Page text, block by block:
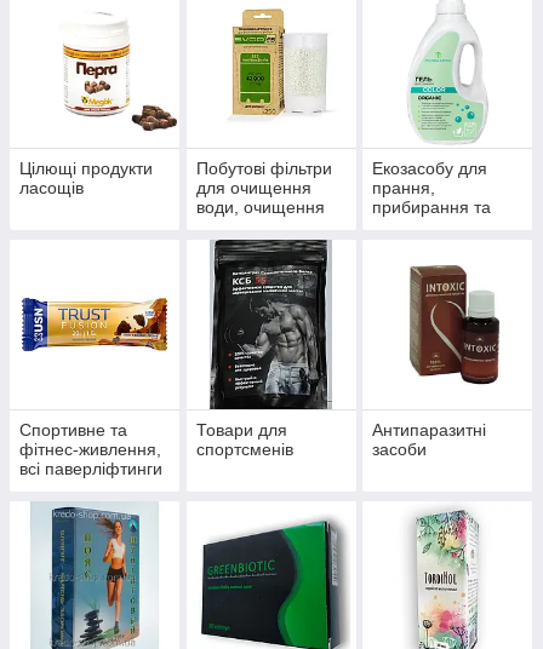
Цілющі продукти
ласощів
Побутові фільтри
для очищення
води, очищення
водопостачання й
опалення
Екозасобу для
прання,
прибирання та
Спортивне та
фітнес-живлення,
всі паверліфтинги
тренажери, одяг
Товари для
спортсменів
Антипаразитні
засоби